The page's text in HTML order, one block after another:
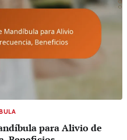
para Alivio de